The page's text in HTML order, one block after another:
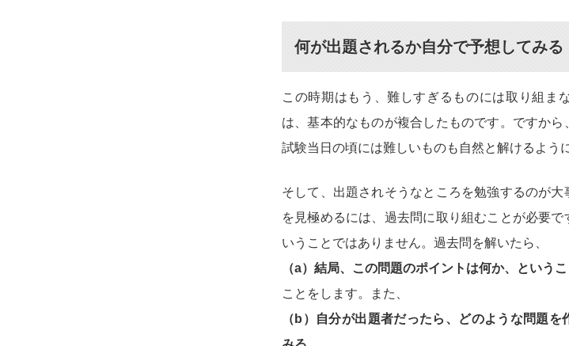
何が出題されるか自分で予想してみる
この時期はもう、難しすぎるものには取り組ま
は、基本的なものが複合したものです。ですから
試験当日の頃には難しいものも自然と解けるよう
そして、出題されそうなところを勉強するのが
を見極めるには、過去問に取り組むことが必要
いうことではありません。過去問を解いたら、
（a）結局、この問題のポイントは何か、という
ことをします。また、
（b）自分が出題者だったら、どのような問題